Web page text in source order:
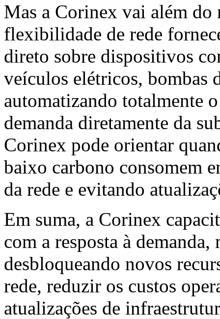
Mas a Corinex vai além do
flexibilidade de rede
direto sobre dispositivos
veículos elétricos, bombas
automatizando totalmente
demanda diretamente da
Corinex pode orientar
baixo carbono consomem
da rede e evitando
Em suma, a Corinex
com a resposta à
desbloqueando novos
rede, reduzir os custos
atualizações de